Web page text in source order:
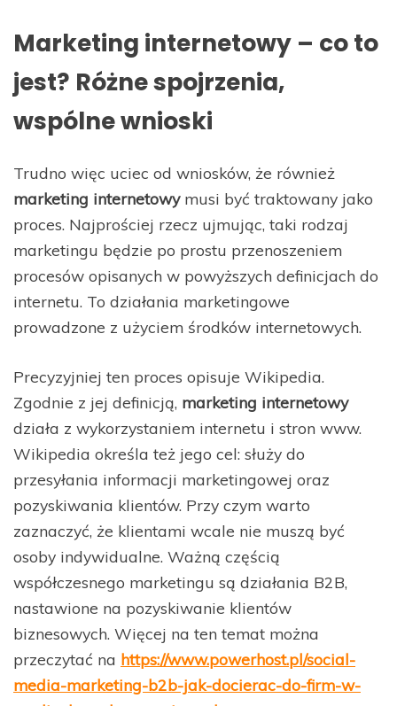
Marketing internetowy – co to
jest? Różne spojrzenia,
wspólne wnioski
Trudno więc uciec od wniosków, że również
marketing internetowymusi być traktowany jako
proces. Najprościej rzecz ujmując, taki rodzaj
marketingu będzie po prostu przenoszeniem
procesów opisanych w powyższych definicjach do
internetu. To działania marketingowe
prowadzone z użyciem środków internetowych.
Precyzyjniej ten proces opisuje Wikipedia.
Zgodnie z jej definicją, marketing internetowy
działa z wykorzystaniem internetu i stron www.
Wikipedia określa też jego cel: służy do
przesyłania informacji marketingowej oraz
pozyskiwania klientów. Przy czym warto
zaznaczyć, że klientami wcale nie muszą być
osoby indywidualne. Ważną częścią
współczesnego marketingu są działania B2B,
nastawione na pozyskiwanie klientów
biznesowych. Więcej na ten temat można
przeczytać na https://www.powerhost.pl/social-
media-marketing-b2b-jak-docierac-do-firm-w-